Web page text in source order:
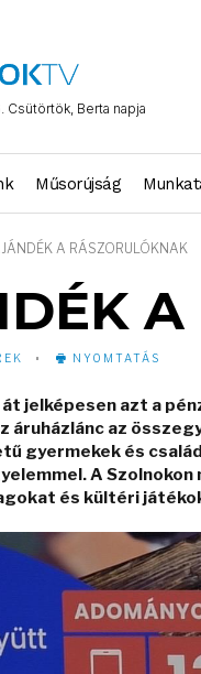
Csütörtök, Berta napja
Műsorújság
A RÁSZORULÓKNAK
A
NYOMTATÁS
jelképesen azt a
áruházlánc az
gyermekek és
A
és kültéri